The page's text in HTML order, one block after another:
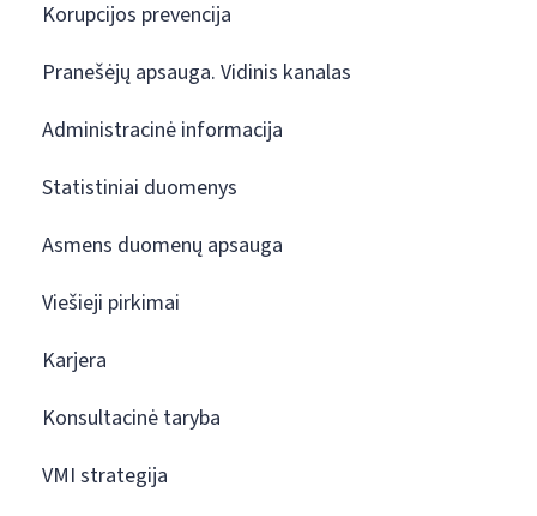
Korupcijos prevencija
Pranešėjų apsauga. Vidinis kanalas
Administracinė informacija
Statistiniai duomenys
Asmens duomenų apsauga
Viešieji pirkimai
Karjera
Konsultacinė taryba
VMI strategija